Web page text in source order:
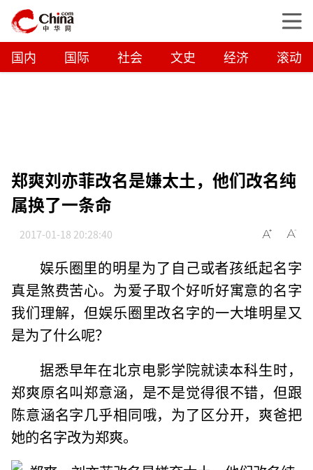
国内 国际 社会 文史 经济 滚动
郑爽刘亦菲改名是嫌太土，他们改名纯
属换了一条命
2017-01-18 20:28:40
娱乐圈里的明星为了自己或者孩纸起名字
真是煞费苦心。为爱子取个好听好寓意的名字
我们理解，但娱乐圈里改名字的一大堆明星又
是为了什么呢？
据悉早年在北京电影学院就读本科生时，
郑爽原名叫郑意涵，是不是觉得很不错，但跟
陈意涵名字几乎相同哦，为了区分开，爽爸把
她的名字改为郑爽。